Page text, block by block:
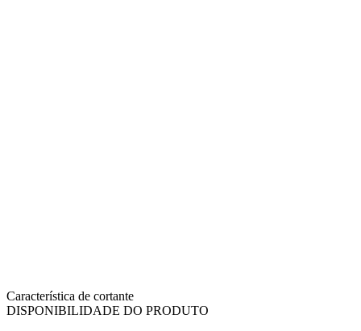
Característica de cortante
DISPONIBILIDADE DO PRODUTO